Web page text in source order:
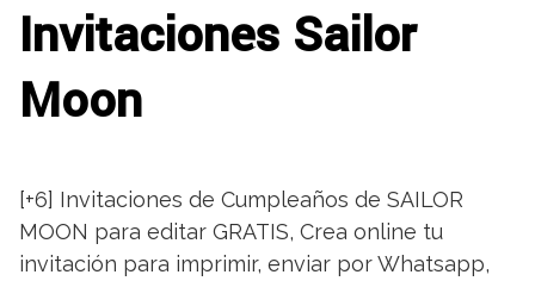
Invitaciones Sailor
Moon
[+6] Invitaciones de Cumpleaños de SAILOR
MOON para editar GRATIS, Crea online tu
invitación para imprimir, enviar por Whatsapp,